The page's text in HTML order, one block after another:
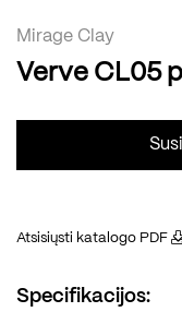
Mirage Clay
Verve CL05
Atsisiųsti katalogo PDF
Specifikacijos: